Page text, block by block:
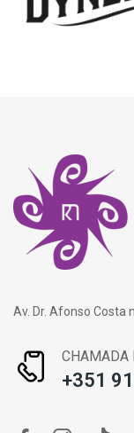
Av. Dr. Afonso Costa
CHAMADA
+351